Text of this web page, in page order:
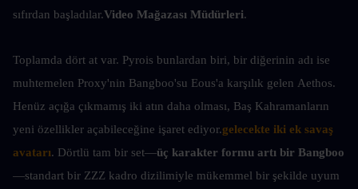
sıfırdan başladılar.Video Mağazası Müdürleri.
Toplamda dört at var. Pyrois bunlardan biri, bir diğerinin adı ise
muhtemelen Proxy'nin Bangboo'su Eous'a karşılık gelen Aethos.
Henüz açığa çıkmamış iki atın daha olması, Baş Kahramanların
yeni özellikler açabileceğine işaret ediyor.gelecekte iki ek savaş
avatarı. Dörtlü tam bir set—üç karakter formu artı bir Bangboo
—standart bir ZZZ kadro dizilimiyle mükemmel bir şekilde uyum